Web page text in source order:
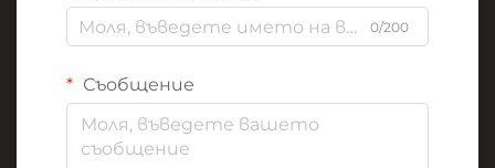
0/200
Съобщение